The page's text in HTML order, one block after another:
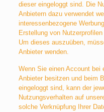
dieser eingeloggt sind. Die
Anbietern dazu verwendet
interessenbezogene
Erstellung von
Um dieses auszuüben,
Anbieter wenden.
Wenn Sie einen Account bei
Anbieter besitzen und beim
eingeloggt sind, kann der
Nutzungsverhalten auf
solche Verknüpfung Ihrer